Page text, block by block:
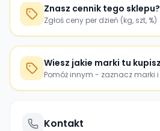
Znasz cennik tego sklepu?
Zgłoś ceny per dzień (kg, szt, %)
Wiesz jakie marki tu
Pomóż innym - zaznacz marki
Kontakt